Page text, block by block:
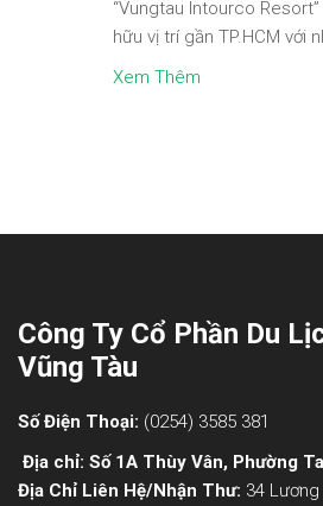
“Vungtau Intourco
hữu vị trí gần TP.HCM với
Xem Thêm
Công Ty Cổ Phần Du
Vũng Tàu
Số Điện Thoại: (0254) 3585 381
Địa chỉ: Số 1A Thùy Vân, Phường
Địa Chỉ Liên Hệ/nhận Thư: 34